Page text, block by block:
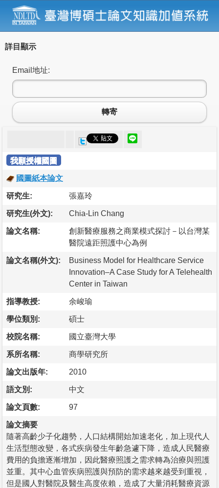
詳目顯示
Email地址:
轉寄
我願授權國圖
國圖紙本論文
研究生: 張嘉玲
研究生(外文): Chia-Lin Chang
論文名稱:
創新醫療服務之商業模式探討－以台灣某
醫院遠距照護中心為例
論文名稱(外文):
Business Model for Healthcare Service
Innovation–A Case Study for A Telehealth
Center in Taiwan
指導教授: 余峻瑜
學位類別: 碩士
校院名稱: 國立臺灣大學
系所名稱: 商學研究所
論文出版年: 2010
語文別: 中文
論文頁數: 97
論文摘要
隨著高齡少子化趨勢，人口結構開始加速老化，加上現代人
生活型態改變，各式疾病發生年齡急遽下降，造成人民醫療
費用的負擔逐漸增加，因此醫療照護之需求轉為治療與照護
並重。其中心血管疾病照護與預防的需求越來越受到重視，
但是國人對醫院及醫生高度依賴，造成了大量消耗醫療資源